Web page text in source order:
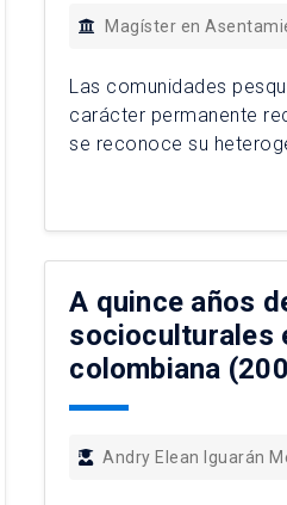
Magíster en
Las comunidades
carácter permanente
se reconoce su
A quince años
socioculturales
colombiana
Andry Elean Iguarán